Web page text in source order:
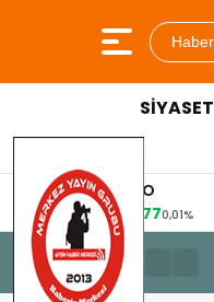
Haber
SİYASET
EURO
53,84770,01%